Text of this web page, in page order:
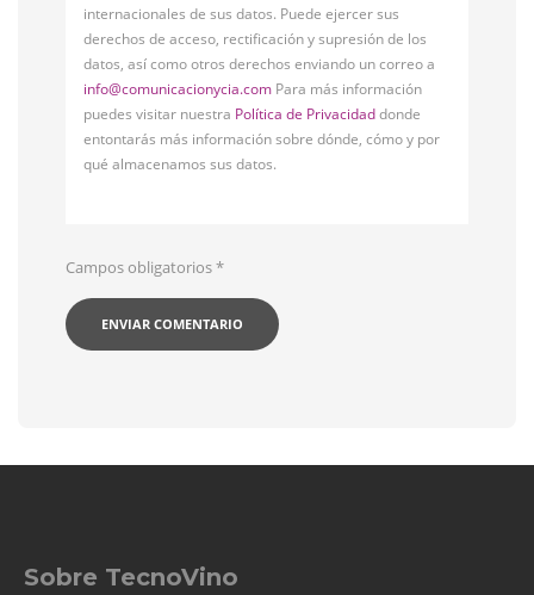
internacionales de sus datos. Puede ejercer sus
derechos de acceso, rectificación y supresión de los
datos, así como otros derechos enviando un correo a
info@comunicacionycia.com Para más información
puedes visitar nuestra Política de Privacidaddonde
entontarás más información sobre dónde, cómo y por
qué almacenamos sus datos.
Campos obligatorios*
Sobre TecnoVino